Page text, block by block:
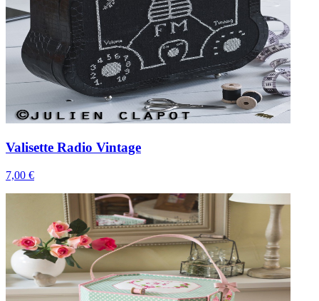
Valisette Radio Vintage
7,00 €